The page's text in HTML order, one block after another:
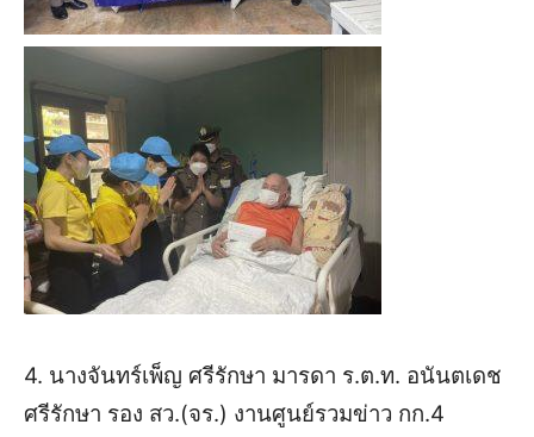
4. นางจันทร์เพ็ญ ศรีรักษา มารดา ร.ต.ท. อนันตเดช
ศรีรักษา รอง สว.(จร.) งานศูนย์รวมข่าว กก.4